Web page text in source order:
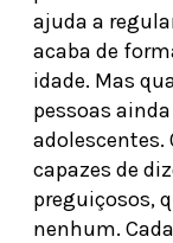
ajuda a
acaba de
idade. Mas
pessoas
adolescentes.
capazes de
preguiçosos,
nenhum.